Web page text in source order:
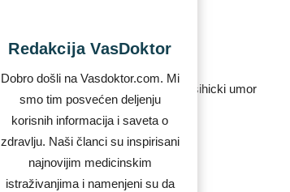
Redakcija VasDoktor
Dobro došli na Vasdoktor.com. Mi
smo tim posvećen deljenju
korisnih informacija i saveta o
zdravlju. Naši članci su inspirisani
najnovijim medicinskim
istraživanjima i namenjeni su da